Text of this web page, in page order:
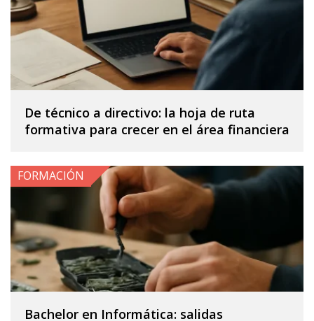
De técnico a directivo: la hoja de ruta
formativa para crecer en el área financiera
Bachelor en Informática: salidas
FORMACIÓN